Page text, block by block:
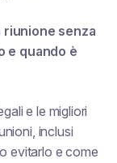
riunione senza
e quando è
e le migliori
inclusi
evitarlo e come